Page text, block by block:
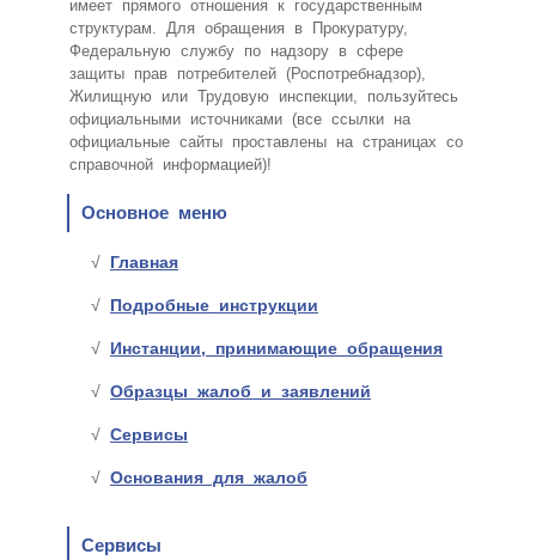
имеет прямого отношения к государственным
структурам. Для обращения в Прокуратуру,
Федеральную службу по надзору в сфере
защиты прав потребителей (Роспотребнадзор),
Жилищную или Трудовую инспекции, пользуйтесь
официальными источниками (все ссылки на
официальные сайты проставлены на страницах со
справочной информацией)!
Основное меню
Главная
Подробные инструкции
Инстанции, принимающие обращения
Образцы жалоб и заявлений
Сервисы
Основания для жалоб
Сервисы